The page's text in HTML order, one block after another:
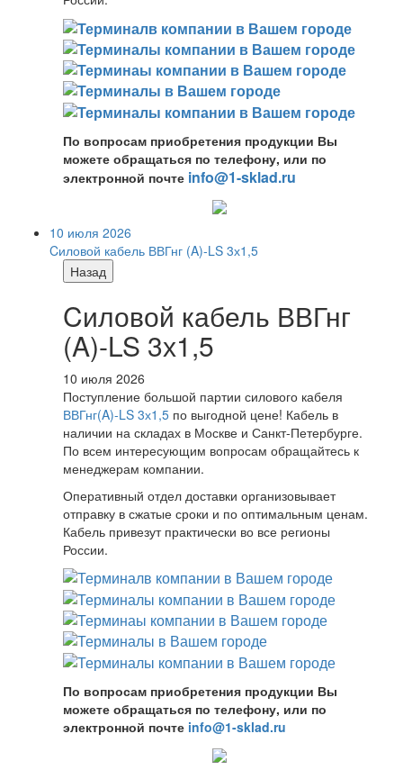
По вопросам приобретения продукции Вы
можете обращаться по телефону, или по
электронной почте info@1-sklad.ru
10 июля 2026
Cиловой кабель ВВГнг (A)-LS 3х1,5
Назад
Cиловой кабель ВВГнг
(A)-LS 3х1,5
10 июля 2026
Поступление большой партии силового кабеля
ВВГнг(A)-LS 3х1,5 по выгодной цене! Кабель в
наличии на складах в Москве и Санкт-Петербурге.
По всем интересующим вопросам обращайтесь к
менеджерам компании.
Оперативный отдел доставки организовывает
отправку в сжатые сроки и по оптимальным ценам.
Кабель привезут практически во все регионы
России.
По вопросам приобретения продукции Вы
можете обращаться по телефону, или по
электронной почте info@1-sklad.ru